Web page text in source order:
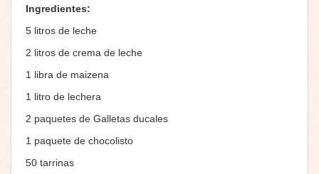
Ingredientes:
5 litros de leche
2 litros de crema de leche
1 libra de maizena
1 litro de lechera
2 paquetes de Galletas ducales
1 paquete de chocolisto
50 tarrinas